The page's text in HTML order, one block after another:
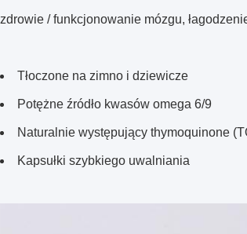
zdrowie / funkcjonowanie mózgu,
Tłoczone na zimno i dziewicze
Potężne źródło kwasów omega 6/9
Naturalnie występujący thymoquinone
Kapsułki szybkiego uwalniania